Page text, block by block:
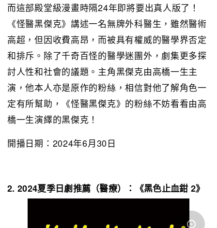
而這部殿堂級漫畫時隔24年即將要出真人版了！
《怪醫黑傑克》講述一名無牌外科醫生，雖然醫術
高超，但因收費高昂，而被具有權威的醫學界否定
和排斥。除了千奇百怪的醫學迷團外，劇集更多探
討人性和社會的議題。主角黑傑克由高橋一生主
演，他本人亦是原作的粉絲，相信對他了解角色一
定有所幫助，《怪醫黑傑克》的粉絲不妨看看由高
橋一生演繹的黑傑克！
開播日期：2024年6月30日
2. 2024夏季日劇推薦（醫療）：《黑色止血鉗 2》